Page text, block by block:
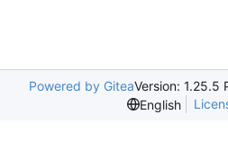
Powered by GiteaVersion: 1.25.5
English